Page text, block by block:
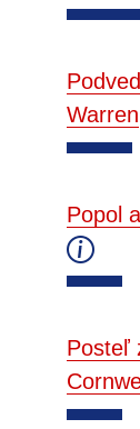
Warren
Popol
Posteľ